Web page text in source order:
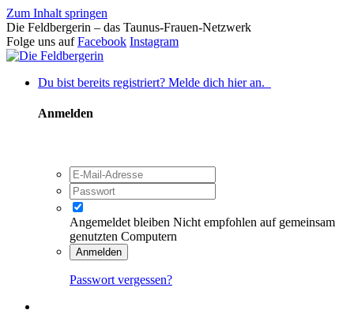
Zum Inhalt springen
Die Feldbergerin – das Taunus-Frauen-Netzwerk
Folge uns aufFacebook Instagram
Du bist bereits registriert? Melde dich hier an.
Anmelden
Angemeldet bleiben Nicht empfohlen auf gemeinsam
genutzten Computern
Anmelden
Passwort vergessen?